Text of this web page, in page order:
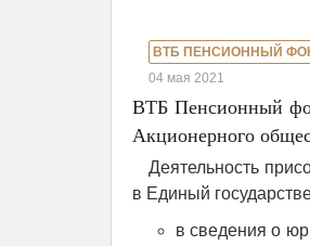
ВТБ ПЕНСИОННЫЙ
04 мая 2021
ВТБ Пенсионный
Акционерного
Деятельность
в Единый
в сведения о